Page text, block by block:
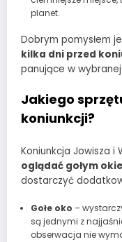
planet.
Dobrym pomysłem
kilka dni przed
panujące w
Jakiego
koniunkcji?
Koniunkcja Jowisza i
oglądać gołym
dostarczyć
Gołe oko –
są jednymi z
obserwacja nie